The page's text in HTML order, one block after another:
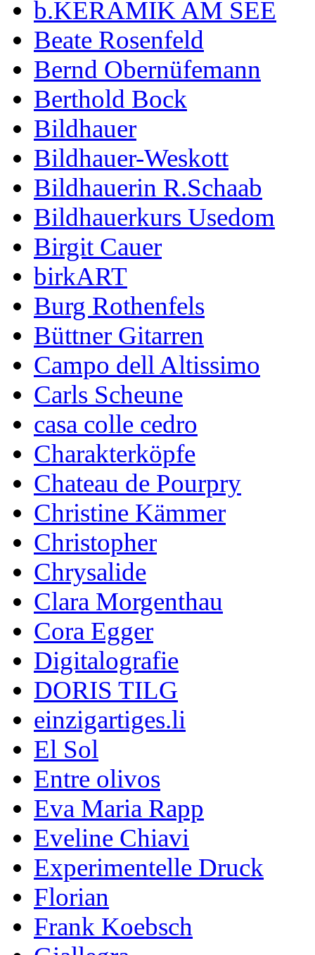
b.KERAMIK AM SEE
Beate Rosenfeld
Bernd Obernüfemann
Berthold Bock
Bildhauer
Bildhauer-Weskott
Bildhauerin R.Schaab
Bildhauerkurs Usedom
Birgit Cauer
birkART
Burg Rothenfels
Büttner Gitarren
Campo dell Altissimo
Carls Scheune
casa colle cedro
Charakterköpfe
Chateau de Pourpry
Christine Kämmer
Christopher
Chrysalide
Clara Morgenthau
Cora Egger
Digitalografie
DORIS TILG
einzigartiges.li
El Sol
Entre olivos
Eva Maria Rapp
Eveline Chiavi
Experimentelle Druck
Florian
Frank Koebsch